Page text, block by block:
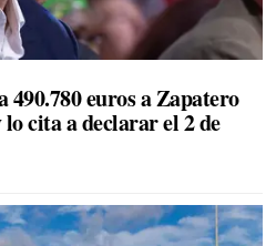
euros a Zapatero
cita a declarar el 2 de